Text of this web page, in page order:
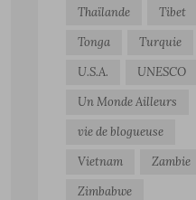
Thaïlande
Tibet
Tonga
Turquie
U.S.A.
UNESCO
Un Monde Ailleurs
vie de blogueuse
Vietnam
Zambie
Zimbabwe